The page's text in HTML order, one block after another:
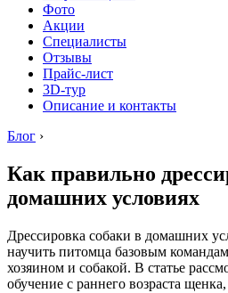
Фото
Акции
Специалисты
Отзывы
Прайс-лист
3D-тур
Описание и контакты
Блог ›
Как правильно
домашних условиях
Дрессировка собаки в домашних
научить питомца базовым
хозяином и собакой. В статье
обучение с раннего возраста